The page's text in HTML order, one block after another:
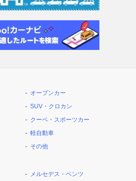
オープンカー
SUV・クロカン
クーペ・スポーツカー
軽自動車
その他
メルセデス・ベンツ